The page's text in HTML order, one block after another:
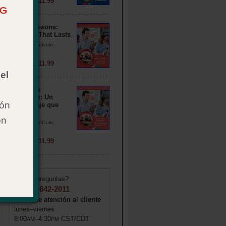
Sticky Lessons:
Learning That Lasts
Número de artículo:
Precio: $ 11.99
Lecciones
pegajosas: Un
aprendizaje que
Número de artículo:
Precio: $ 11.99
¿Tiene preguntas?
1 (855) 642-2011
Horas de atención al cliente
lunes–viernes
8:00AM–4:30PM CST/CDT